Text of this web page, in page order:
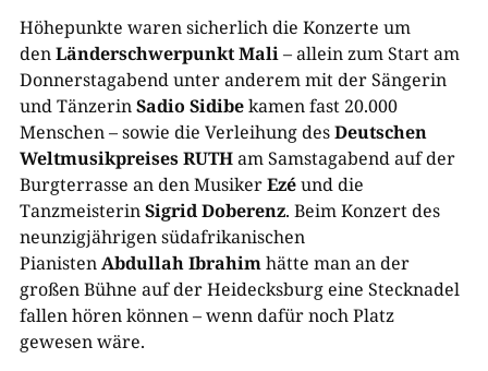
Höhepunkte waren sicherlich die Konzerte um
denLänderschwerpunkt Mali– allein zum Start am
Donnerstagabend unter anderem mit der Sängerin
und TänzerinSadio Sidibekamen fast 20.000
Menschen – sowie die Verleihung desDeutschen
Weltmusikpreises RUTHam Samstagabend auf der
Burgterrasse an den MusikerEzéund die
TanzmeisterinSigrid Doberenz. Beim Konzert des
neunzigjährigen südafrikanischen
PianistenAbdullah Ibrahimhätte man an der
großen Bühne auf der Heidecksburg eine Stecknadel
fallen hören können – wenn dafür noch Platz
gewesen wäre.